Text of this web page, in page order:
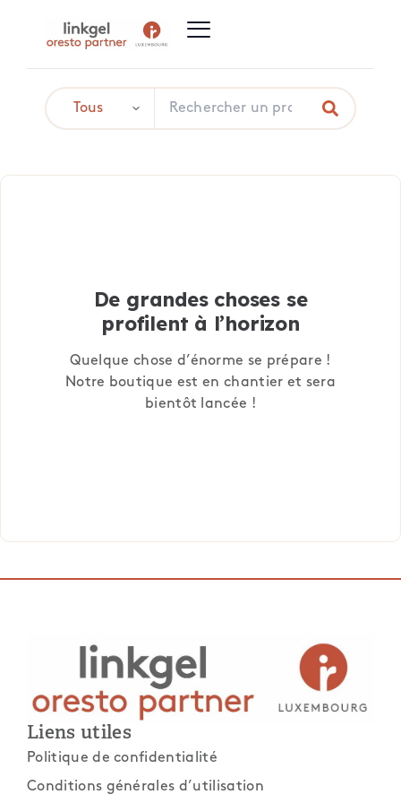
De grandes choses se
profilent à l’horizon
Quelque chose d’énorme se prépare !
Notre boutique est en chantier et sera
bientôt lancée !
Liens utiles
Politique de confidentialité
Conditions générales d’utilisation